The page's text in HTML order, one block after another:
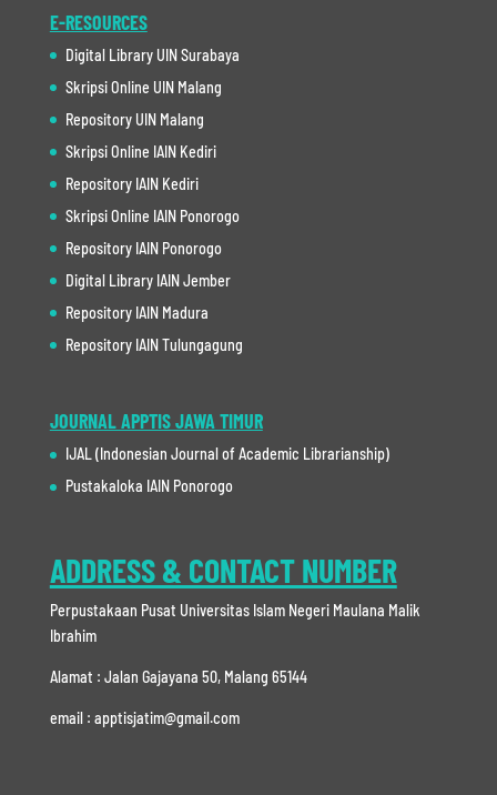
E-RESOURCES
Digital Library UIN Surabaya
Skripsi Online UIN Malang
Repository UIN Malang
Skripsi Online IAIN Kediri
Repository IAIN Kediri
Skripsi Online IAIN Ponorogo
Repository IAIN Ponorogo
Digital Library IAIN Jember
Repository IAIN Madura
Repository IAIN Tulungagung
JOURNAL APPTIS JAWA TIMUR
IJAL (Indonesian Journal of Academic Librarianship)
Pustakaloka IAIN Ponorogo
ADDRESS & CONTACT NUMBER
Perpustakaan Pusat Universitas Islam Negeri Maulana Malik
Ibrahim
Alamat : Jalan Gajayana 50, Malang 65144
email : apptisjatim@gmail.com